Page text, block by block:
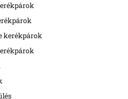
kerékpárok